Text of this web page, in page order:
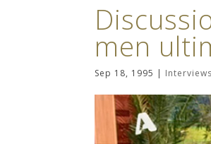
men
Sep 18, 1995 | Interviews